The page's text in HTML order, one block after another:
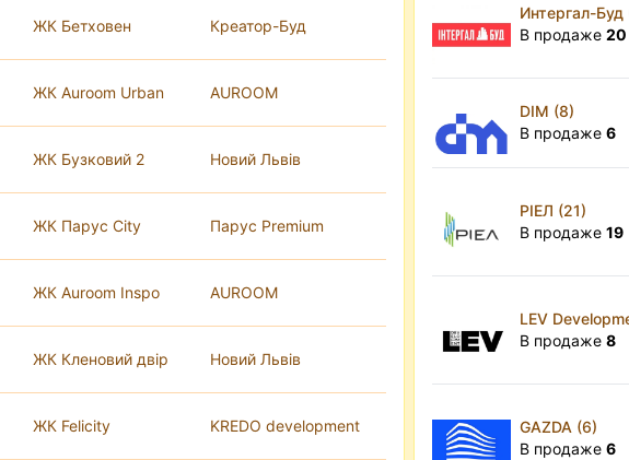
ЖК Бетховен Креатор-Буд
ЖК Auroom Urban AUROOM
ЖК Бузковий 2 Новий Львів
ЖК Парус City Парус Premium
ЖК Auroom Inspo AUROOM
ЖК Кленовий двір Новий Львів
ЖК Felicity KREDO development
Интергал-Буд
В продаже20
DIM (8)
В продаже6
РІЕЛ (21)
В продаже19
LEV
В продаже8
GAZDA (6)
В продаже6